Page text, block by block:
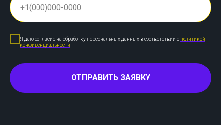
Я даю согласие на обработку персональных данных в соответствии с политикой
конфиденциальности
ОТПРАВИТЬ ЗАЯВКУ